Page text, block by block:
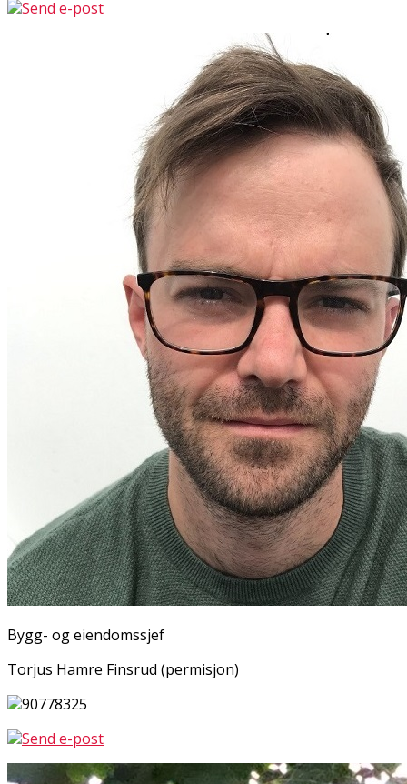
Send e-post
Bygg- og eiendomssjef
Torjus Hamre Finsrud (permisjon)
90778325
Send e-post